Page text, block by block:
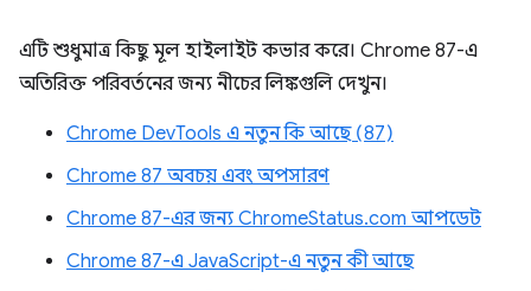
এটি শুধুমাত্র কিছু মূল হাইলাইট কভার করে। Chrome 87-এ
অতিরিক্ত পরিবর্তনের জন্য নীচের লিঙ্কগুলি দেখুন।
Chrome DevTools এ নতুন কি আছে (87)
Chrome 87 অবচয় এবং অপসারণ
Chrome 87-এর জন্য ChromeStatus.com আপডেট
Chrome 87-এ JavaScript-এ নতুন কী আছে